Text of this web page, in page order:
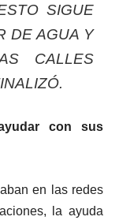
SIGUE
DE AGUA Y
CALLES
con sus
en las redes
la ayuda